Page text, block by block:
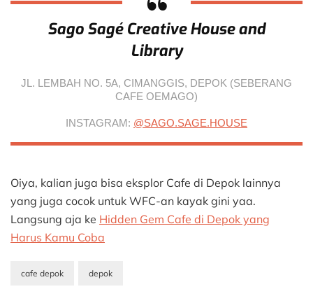
Sago Sagé Creative House and
Library
JL. LEMBAH NO. 5A, CIMANGGIS, DEPOK (SEBERANG
CAFE OEMAGO)
INSTAGRAM: @SAGO.SAGE.HOUSE
Oiya, kalian juga bisa eksplor Cafe di Depok lainnya
yang juga cocok untuk WFC-an kayak gini yaa.
Langsung aja ke Hidden Gem Cafe di Depok yang
Harus Kamu Coba
cafe depok depok